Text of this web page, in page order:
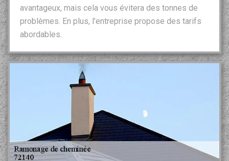
avantageux, mais cela vous évitera des tonnes de
problèmes. En plus, l’entreprise propose des tarifs
abordables.